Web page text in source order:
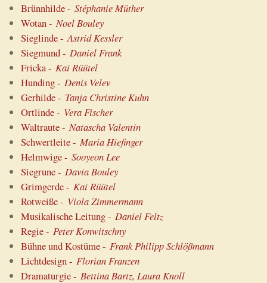
Brünnhilde - Stéphanie Müther
Wotan - Noel Bouley
Sieglinde -Astrid Kessler
Siegmund - Daniel Frank
Fricka - Kai Rüütel
Hunding - Denis Velev
Gerhilde - Tanja Christine Kuhn
Ortlinde - Vera Fischer
Waltraute - Natascha Valentin
Schwertleite - Maria Hiefinger
Helmwige - Sooyeon Lee
Siegrune - Davia Bouley
Grimgerde - Kai Rüütel
Rotweiße - Viola Zimmermann
Musikalische Leitung - Daniel Feltz
Regie - Peter Konwitschny
Bühne und Kostüme - Frank Philipp Schlößmann
Lichtdesign - Florian Franzen
Dramaturgie - Bettina Bartz, Laura Knoll